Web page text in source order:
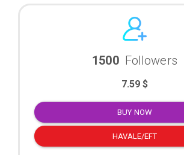
1500 Followers
7.59 $
BUY NOW
HAVALE/EFT